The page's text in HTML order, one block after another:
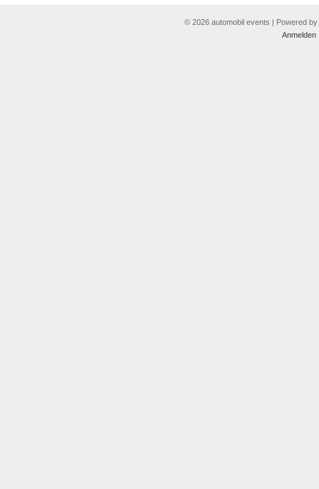
© 2026 automobil events | Powered by
Anmelden|